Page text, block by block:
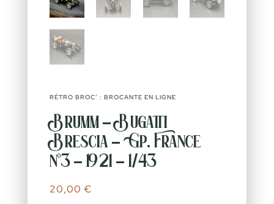
RÉTRO BROC’ : BROCANTE EN LIGNE
Brumm – Bugatti
Brescia – Gp. France
n°3 – 1921 – 1/43
20,00 €